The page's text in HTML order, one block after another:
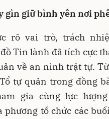
gìn giữ bình yên nơi
rõ vai trò, trách
Tin lành đã tích cực
về an ninh trật tự.
tự quản trong đồng
gia cùng lực
phương tổ chức các